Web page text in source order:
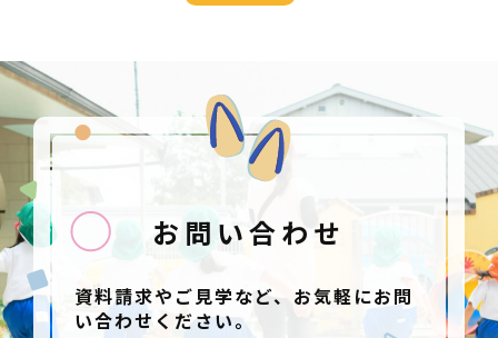
お問い合わせ
資料請求やご見学など、お気軽にお問
い合わせください。